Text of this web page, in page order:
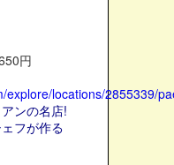
円
explore/locations/2855339/
ンの名店!
フが作る